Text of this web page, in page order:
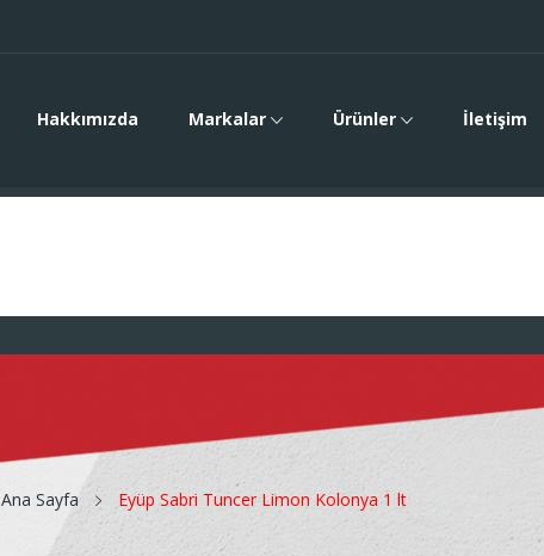
Hakkımızda Markalar Ürünler İletişim
Ana Sayfa Eyüp Sabri Tuncer Limon Kolonya 1 lt